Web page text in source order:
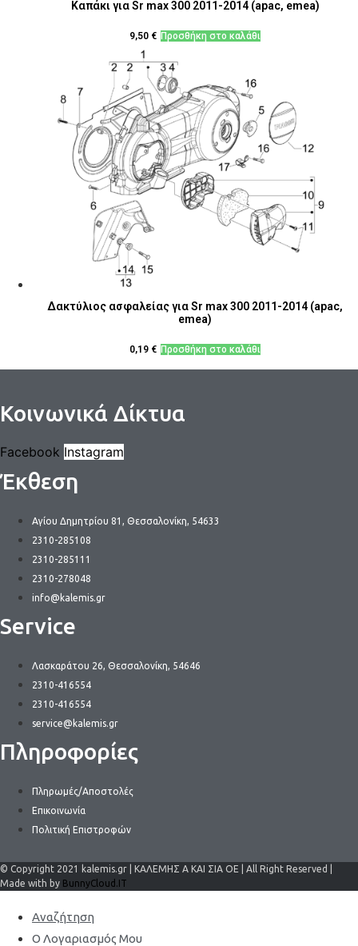
Καπάκι για Sr max 300 2011-2014 (apac, emea)
9,50 € Προσθήκη στο καλάθι
Δακτύλιος ασφαλείας για Sr max 300 2011-2014 (apac,
emea)
0,19 € Προσθήκη στο καλάθι
Κοινωνικά Δίκτυα
Facebook Instagram
Έκθεση
Αγίου Δημητρίου 81, Θεσσαλονίκη, 54633
2310-285108
2310-285111
2310-278048
info@kalemis.gr
Service
Λασκαράτου 26, Θεσσαλονίκη, 54646
2310-416554
2310-416554
service@kalemis.gr
Πληροφορίες
Πληρωμές/Αποστολές
Επικοινωνία
Πολιτική Επιστροφών
© Copyright 2021 kalemis.gr | ΚΑΛΕΜΗΣ Α ΚΑΙ ΣΙΑ ΟΕ | All Right Reserved |
Made with by BunnyCloud.IT
Αναζήτηση
Ο Λογαριασμός Μου